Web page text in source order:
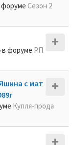
форуме Сезон 2
в форуме РП
с мат
Купля-прода